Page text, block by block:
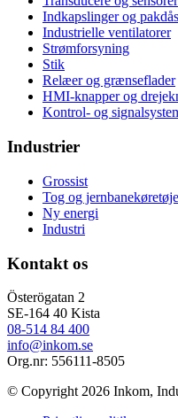
Indkapslinger og
Industrielle ventilatorer
Strømforsyning
Stik
Relæer og grænseflader
HMI-knapper og
Kontrol- og
Industrier
Grossist
Tog og
Ny energi
Industri
Kontakt os
Österögatan 2
SE-164 40 Kista
08-514 84 400
info@inkom.se
Org.nr: 556111-8505
© Copyright 2026 Inkom,